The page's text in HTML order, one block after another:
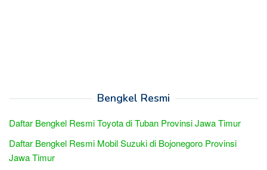
Bengkel Resmi
Daftar Bengkel Resmi Toyota di Tuban Provinsi Jawa Timur
Daftar Bengkel Resmi Mobil Suzuki di Bojonegoro Provinsi
Jawa Timur